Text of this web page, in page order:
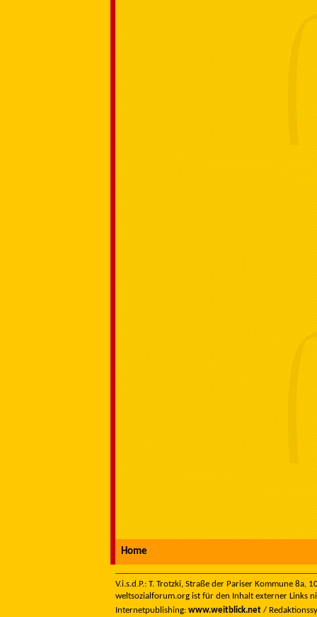
Home
V.i.s.d.P.: T. Trotzki, Straße der Pariser Kommune
weltsozialforum.org ist für den Inhalt externer Links
Internetpublishing: www.weitblick.net /